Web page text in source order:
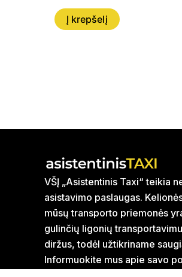
Į krepšelį
VŠĮ „Asistentinis Taxi“ teikia
asistavimo paslaugas.
mūsų transporto priemonės
gulinčių ligonių
diržus, todėl užtikriname
Informuokite mus apie savo